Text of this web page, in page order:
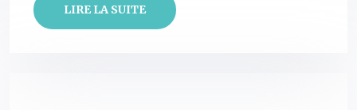
LIRE LA SUITE